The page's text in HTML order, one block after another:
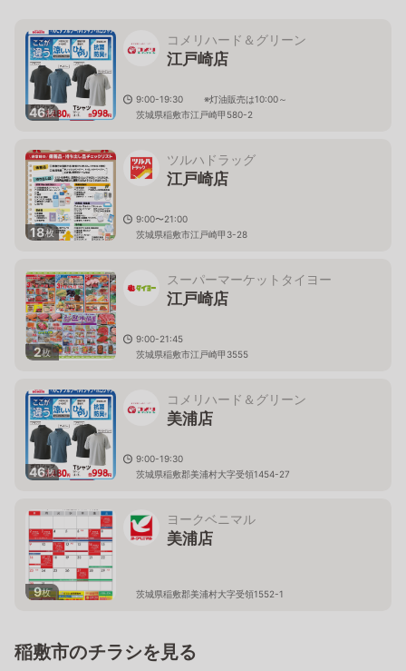
46枚
コメリハード＆グリーン
江戸崎店
9:00-19:30 ※灯油販売は10:00～
茨城県稲敷市江戸崎甲580-2
18枚
ツルハドラッグ
江戸崎店
9:00〜21:00
茨城県稲敷市江戸崎甲3-28
2枚
スーパーマーケットタイヨー
江戸崎店
9:00-21:45
茨城県稲敷市江戸崎甲3555
46枚
コメリハード＆グリーン
美浦店
9:00-19:30
茨城県稲敷郡美浦村大字受領1454-27
9枚
ヨークベニマル
美浦店
茨城県稲敷郡美浦村大字受領1552-1
稲敷市のチラシを見る